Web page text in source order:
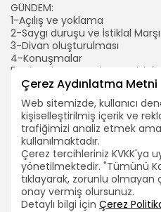
Çerez Aydınlatma Metni
Web sitemizde, kullanıcı
kişiselleştirilmiş içerik ve
trafiğimizi analiz etmek
kullanılmaktadır.
Çerez tercihleriniz KVKK'ya
yönetilmektedir. "Tümünü
tıklayarak, zorunlu olmayan
onay vermiş olursunuz.
Detaylı bilgi için Çerez
2026 Bütün
ARAMA
BIZI TAKIP EDIN
GÜNDEM:
1-Açılış ve yoklama
2-Saygı duruşu ve İstiklal Marşı
3-Divan oluşturulması
4-Konuşmalar
5-Yönetim, Denetleme, Disiplin
6-Zorunlu organlar ile üst
7-Dilek ve temenniler
8-Kapanış